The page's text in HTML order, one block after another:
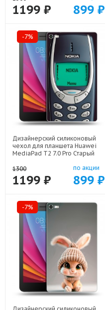
1199 ₽ 899 ₽
-7%
Дизайнерский силиконовый
чехол для планшета Huawei
MediaPad T2 7.0 Pro Старый
1300
1199 ₽
по акции
899 ₽
-7%